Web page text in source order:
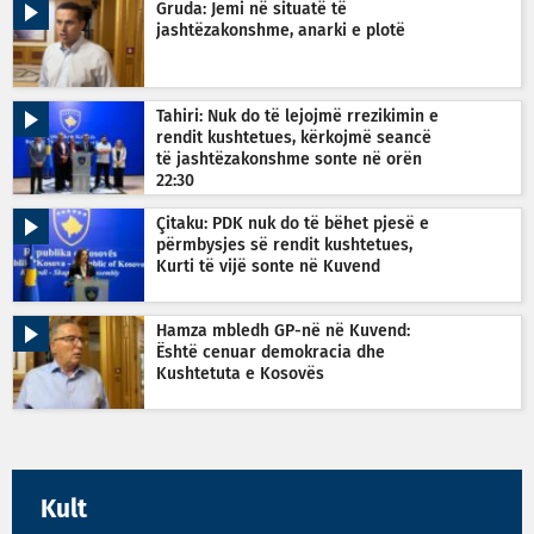
Gruda: Jemi në situatë të
jashtëzakonshme, anarki e plotë
Tahiri: Nuk do të lejojmë rrezikimin e
rendit kushtetues, kërkojmë seancë
të jashtëzakonshme sonte në orën
22:30
Çitaku: PDK nuk do të bëhet pjesë e
përmbysjes së rendit kushtetues,
Kurti të vijë sonte në Kuvend
Hamza mbledh GP-në në Kuvend:
Është cenuar demokracia dhe
Kushtetuta e Kosovës
Kult